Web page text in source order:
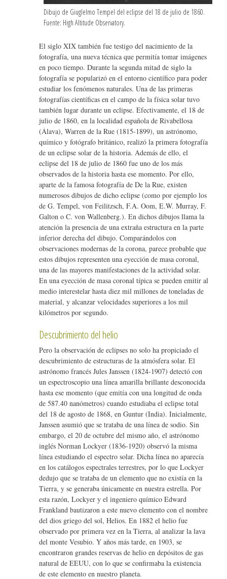
Dibujo de Giuglelmo Tempel del eclipse del 18 de julio de 1860.
Fuente: High Altitude Observatory.
El siglo XIX también fue testigo del nacimiento de la
fotografía, una nueva técnica que permitía tomar imágenes
en poco tiempo. Durante la segunda mitad de siglo la
fotografía se popularizó en el entorno científico para poder
estudiar los fenómenos naturales. Una de las primeras
fotografías científicas en el campo de la física solar tuvo
también lugar durante un eclipse. Efectivamente, el 18 de
julio de 1860, en la localidad española de Rivabellosa
(Álava), Warren de la Rue (1815-1899), un astrónomo,
químico y fotógrafo británico, realizó la primera fotografía
de un eclipse solar de la historia. Además de ello, el
eclipse del 18 de julio de 1860 fue uno de los más
observados de la historia hasta ese momento. Por ello,
aparte de la famosa fotografía de De la Rue, existen
numerosos dibujos de dicho eclipse (como por ejemplo los
de G. Tempel, von Feilitzsch, F.A. Oom, E.W. Murray, F.
Galton o C. von Wallenberg.). En dichos dibujos llama la
atención la presencia de una extraña estructura en la parte
inferior derecha del dibujo. Comparándolos con
observaciones modernas de la corona, parece probable que
estos dibujos representen una eyección de masa coronal,
una de las mayores manifestaciones de la actividad solar.
En una eyección de masa coronal típica se pueden emitir al
medio interestelar hasta diez mil millones de toneladas de
material, y alcanzar velocidades superiores a los mil
kilómetros por segundo.
Descubrimiento del helio
Pero la observación de eclipses no solo ha propiciado el
descubrimiento de estructuras de la atmósfera solar. El
astrónomo francés Jules Janssen (1824-1907) detectó con
un espectroscopio una línea amarilla brillante desconocida
hasta ese momento (que emitía con una longitud de onda
de 587.40 nanómetros) cuando estudiaba el eclipse total
del 18 de agosto de 1868, en Guntur (India). Inicialmente,
Janssen asumió que se trataba de una línea de sodio. Sin
embargo, el 20 de octubre del mismo año, el astrónomo
inglés Norman Lockyer (1836-1920) observó la misma
línea estudiando el espectro solar. Dicha línea no aparecía
en los catálogos espectrales terrestres, por lo que Lockyer
dedujo que se trataba de un elemento que no existía en la
Tierra, y se generaba únicamente en nuestra estrella. Por
esta razón, Lockyer y el ingeniero químico Edward
Frankland bautizaron a este nuevo elemento con el nombre
del dios griego del sol, Helios. En 1882 el helio fue
observado por primera vez en la Tierra, al analizar la lava
del monte Vesubio. Y años más tarde, en 1903, se
encontraron grandes reservas de helio en depósitos de gas
natural de EEUU, con lo que se confirmaba la existencia
de este elemento en nuestro planeta.